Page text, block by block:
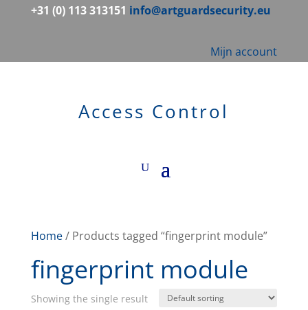
+31 (0) 113 313151 info@artguardsecurity.eu
Mijn account
Access Control
Home/ Products tagged “fingerprint module”
fingerprint module
Showing the single result